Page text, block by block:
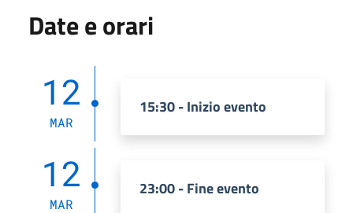
Date e orari
12
MAR
15:30 - Inizio evento
12
MAR
23:00 - Fine evento